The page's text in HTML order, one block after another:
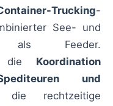
Trucking-
See- und
als Feeder.
die Koordination
und
rechtzeitige